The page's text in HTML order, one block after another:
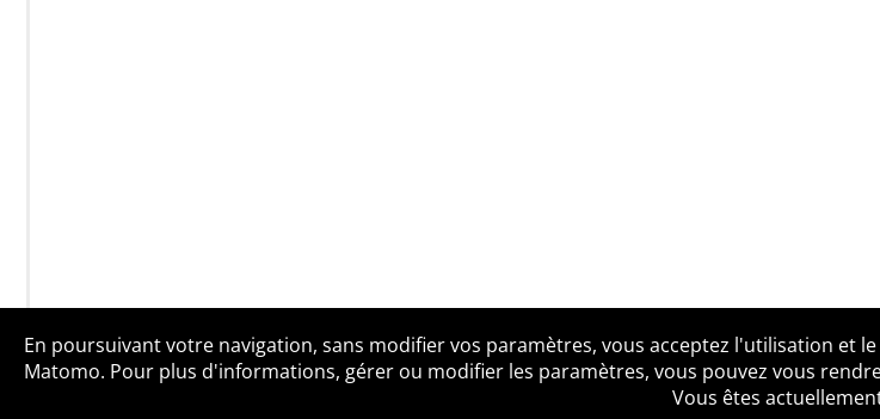
Qui sommes-nous ? Mentions légales Accessibilité
En poursuivant votre navigation, sans modifier vos paramètres, vous acceptez l'utilisation et
Matomo. Pour plus d'informations, gérer ou modifier les paramètres, vous pouvez vous
Vous êtes